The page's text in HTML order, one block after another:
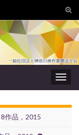
作品，2015